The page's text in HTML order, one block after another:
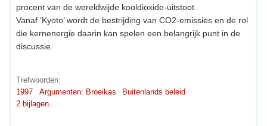
procent van de wereldwijde kooldioxide-uitstoot.
Vanaf ‘Kyoto’ wordt de bestrijding van CO2-emissies en de rol
die kernenergie daarin kan spelen een belangrijk punt in de
discussie.
Trefwoorden:
1997
Argumenten: Broeikas
Buitenlands beleid
2 bijlagen